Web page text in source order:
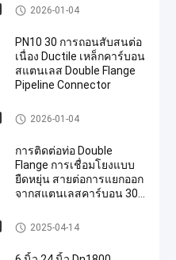
อุตสาหกรรมผ่าตัด
2026-01-04
PN10 30 การถอนสับสนต่อ
เนื่อง Ductile เหล็กคาร์บอน
สแตนเลส Double Flange
Pipeline Connector
อุตสาหกรรมผ่าตัด
2026-01-04
การติดต่อท่อ Double
Flange การเชื่อมโยงแบบ
ยืดหยุ่น สายต่อการแยกออก
จากสแตนเลสคาร์บอน 304
สแตนเลสไรนเลส Double
Flange
อุตสาหกรรมผ่าตัด
2025-04-14